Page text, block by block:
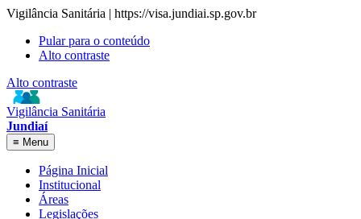
Vigilância Sanitária | https://visa.jundiai.sp.gov.br
Pular para o conteúdo
Alto contraste
Alto contraste
Vigilância Sanitária
Jundiaí
≡ Menu
Página Inicial
Institucional
Áreas
Legislações